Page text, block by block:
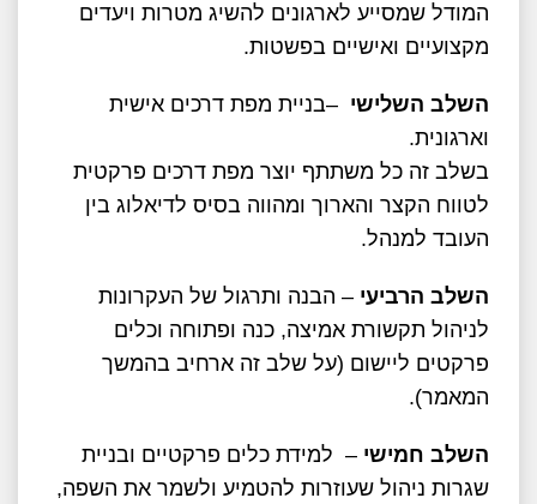
המודל שמסייע לארגונים להשיג מטרות ויעדים
מקצועיים ואישיים בפשטות.
השלב השלישי –בניית מפת דרכים אישית
וארגונית.
בשלב זה כל משתתף יוצר מפת דרכים פרקטית
לטווח הקצר והארוך ומהווה בסיס לדיאלוג בין
העובד למנהל.
השלב הרביעי – הבנה ותרגול של העקרונות
לניהול תקשורת אמיצה, כנה ופתוחה וכלים
פרקטים ליישום (על שלב זה ארחיב בהמשך
המאמר).
השלב חמישי – למידת כלים פרקטיים ובניית
שגרות ניהול שעוזרות להטמיע ולשמר את השפה,